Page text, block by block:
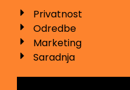
Privatnost
Odredbe
Marketing
Saradnja